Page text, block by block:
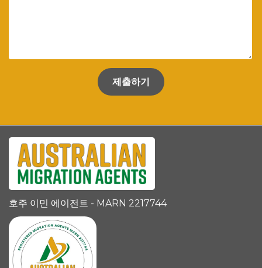
호주 이민 에이전트 - MARN 2217744